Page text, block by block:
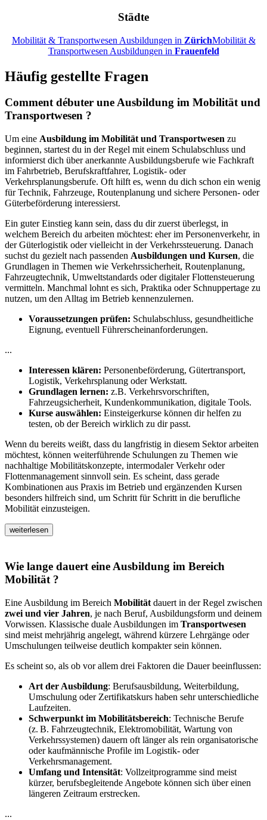
Städte
Mobilität & Transportwesen Ausbildungen in ZürichMobilität &
Transportwesen Ausbildungen in Frauenfeld
Häufig gestellte Fragen
Comment débuter une Ausbildung im Mobilität und
Transportwesen ?
Um eine Ausbildung im Mobilität und Transportwesen zu
beginnen, startest du in der Regel mit einem Schulabschluss und
informierst dich über anerkannte Ausbildungsberufe wie Fachkraft
im Fahrbetrieb, Berufskraftfahrer, Logistik- oder
Verkehrsplanungsberufe. Oft hilft es, wenn du dich schon ein wenig
für Technik, Fahrzeuge, Routenplanung und sichere Personen- oder
Güterbeförderung interessierst.
Ein guter Einstieg kann sein, dass du dir zuerst überlegst, in
welchem Bereich du arbeiten möchtest: eher im Personenverkehr, in
der Güterlogistik oder vielleicht in der Verkehrssteuerung. Danach
suchst du gezielt nach passenden Ausbildungen und Kursen, die
Grundlagen in Themen wie Verkehrssicherheit, Routenplanung,
Fahrzeugtechnik, Umweltstandards oder digitaler Flottensteuerung
vermitteln. Manchmal lohnt es sich, Praktika oder Schnuppertage zu
nutzen, um den Alltag im Betrieb kennenzulernen.
Voraussetzungen prüfen: Schulabschluss, gesundheitliche
Eignung, eventuell Führerscheinanforderungen.
...
Interessen klären: Personenbeförderung, Gütertransport,
Logistik, Verkehrsplanung oder Werkstatt.
Grundlagen lernen: z.B. Verkehrsvorschriften,
Fahrzeugsicherheit, Kundenkommunikation, digitale Tools.
Kurse auswählen: Einsteigerkurse können dir helfen zu
testen, ob der Bereich wirklich zu dir passt.
Wenn du bereits weißt, dass du langfristig in diesem Sektor arbeiten
möchtest, können weiterführende Schulungen zu Themen wie
nachhaltige Mobilitätskonzepte, intermodaler Verkehr oder
Flottenmanagement sinnvoll sein. Es scheint, dass gerade
Kombinationen aus Praxis im Betrieb und ergänzenden Kursen
besonders hilfreich sind, um Schritt für Schritt in die berufliche
Mobilität einzusteigen.
weiterlesen
Wie lange dauert eine Ausbildung im Bereich
Mobilität ?
Eine Ausbildung im Bereich Mobilität dauert in der Regel zwischen
zwei und vier Jahren, je nach Beruf, Ausbildungsform und deinem
Vorwissen. Klassische duale Ausbildungen im Transportwesen
sind meist mehrjährig angelegt, während kürzere Lehrgänge oder
Umschulungen teilweise deutlich kompakter sein können.
Es scheint so, als ob vor allem drei Faktoren die Dauer beeinflussen:
Art der Ausbildung: Berufsausbildung, Weiterbildung,
Umschulung oder Zertifikatskurs haben sehr unterschiedliche
Laufzeiten.
Schwerpunkt im Mobilitätsbereich: Technische Berufe
(z. B. Fahrzeugtechnik, Elektromobilität, Wartung von
Verkehrssystemen) dauern oft länger als rein organisatorische
oder kaufmännische Profile im Logistik- oder
Verkehrsmanagement.
Umfang und Intensität: Vollzeitprogramme sind meist
kürzer, berufsbegleitende Angebote können sich über einen
längeren Zeitraum erstrecken.
...